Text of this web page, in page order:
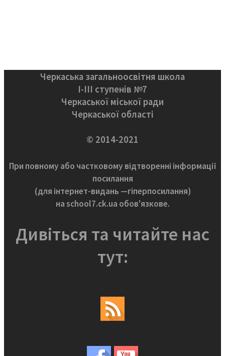
Черкаська загальноосвітня школа
І-ІІІ ступенів №7
Черкаської міської ради
Черкаської області
© 2014-2021
При повному або частковому відтворенні інформації
посилання
(для інтернет-видань —гіперпосилання)
на school7.ck.ua обов'язкове.
Дивіться та читайте нас
тут: